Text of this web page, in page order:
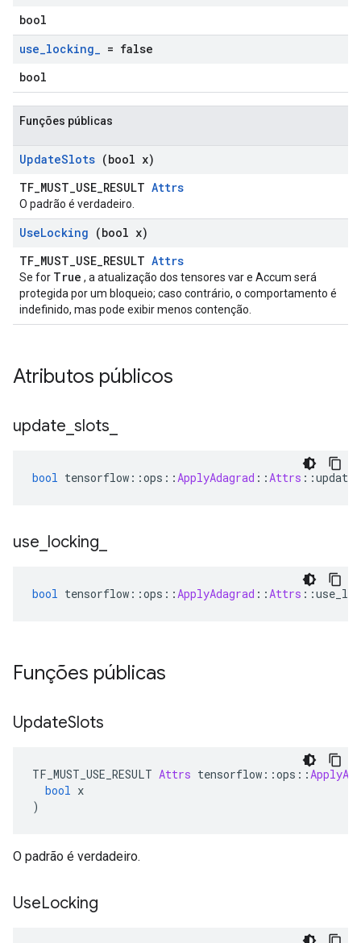
bool
use_locking_ = false
bool
Funções públicas
UpdateSlots (bool x)
TF_MUST_USE_RESULT Attrs
O padrão é verdadeiro.
UseLocking (bool x)
TF_MUST_USE_RESULT Attrs
Se for True , a atualização dos tensores var e Accum será
protegida por um bloqueio; caso contrário, o comportamento é
indefinido, mas pode exibir menos contenção.
Atributos públicos
update slots
bool tensorflow ::ops ::ApplyAdagrad ::Attrs ::
use locking
bool tensorflow ::ops ::ApplyAdagrad ::Attrs ::
Funções públicas
UpdateSlots
TF_MUST_USE_RESULT Attrs tensorflow ::ops ::
bool x
)
O padrão é verdadeiro.
UseLocking